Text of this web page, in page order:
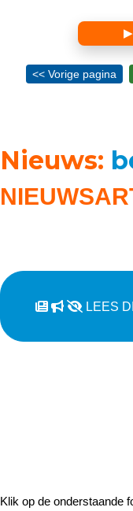
▶
<< Vorige pagina
Nieuws:
LEES
Klik op de onderstaande